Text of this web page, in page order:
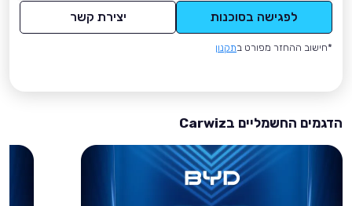
לפגישה בסוכנות יצירת קשר
*חישוב ההחזר מפורט בתקנון
הדגמים החשמליים בCarwiz